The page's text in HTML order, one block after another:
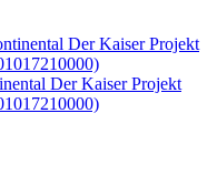
Der Kaiser Projekt